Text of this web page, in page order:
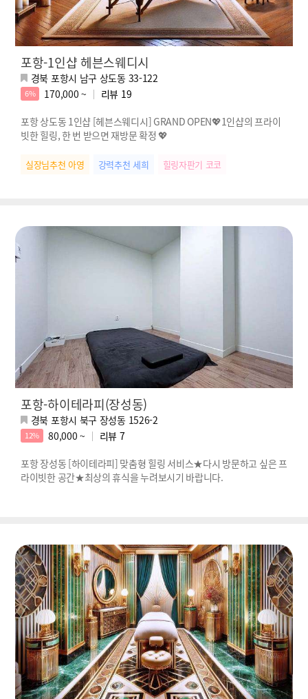
포항-1인샵 헤븐스웨디시
경북 포항시 남구 상도동 33-122
6% 170,000 ~ 리뷰 19
포항 상도동 1인샵 [헤븐스웨디시] GRAND OPEN💖1인샵의 프라이
빗한 힐링, 한 번 받으면 재방문 확정 💖
실장님추천 아영 강력추천 세희 힐링자판기 코코
포항-하이테라피(장성동)
경북 포항시 북구 장성동 1526-2
12% 80,000 ~ 리뷰 7
포항 장성동 [하이테라피] 맞춤형 힐링 서비스★다시 방문하고 싶은 프
라이빗한 공간★최상의 휴식을 누려보시기 바랍니다.